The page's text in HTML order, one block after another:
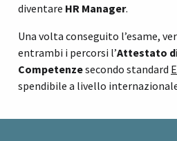
diventare HR Manager.
Una volta conseguito l’esame,
entrambi i percorsi l’Attestato
Competenzesecondo standard
spendibile a livello